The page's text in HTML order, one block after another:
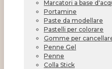
Marcatori a base
Portamine
Paste da modellare
Pastelli per colorare
Gomme per
Penne Gel
Penne
Colla Stick